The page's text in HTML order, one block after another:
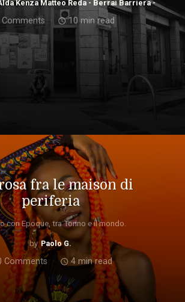
Kenza Matteo Reda - Berrai Barriera -
Comments access_time10 min read
fra le maison di
periferia
con Epoque, tra Torino e il mondo.
Paolo G.
Comments access_time 4 min read